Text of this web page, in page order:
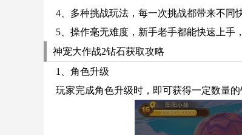
4、多种挑战玩法，每一次挑战都带来不同
5、操作毫无难度，新手老手都能快速上手
神宠大作战2钻石获取攻略
1、角色升级
玩家完成角色升级时，即可获得一定数量